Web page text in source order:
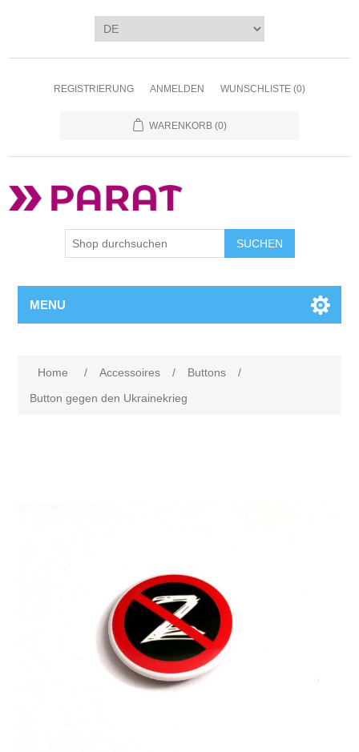
REGISTRIERUNG ANMELDEN WUNSCHLISTE (0)
WARENKORB (0)
SUCHEN
MENU
Home / Accessoires / Buttons
/
Button gegen den Ukrainekrieg